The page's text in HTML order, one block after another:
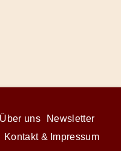
Über uns
Newsletter
Kontakt & Impressum